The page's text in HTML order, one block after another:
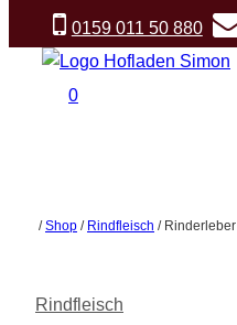
springen
0159 011 50 880
0
/ Shop / Rindfleisch / Rinderleber
Rindfleisch